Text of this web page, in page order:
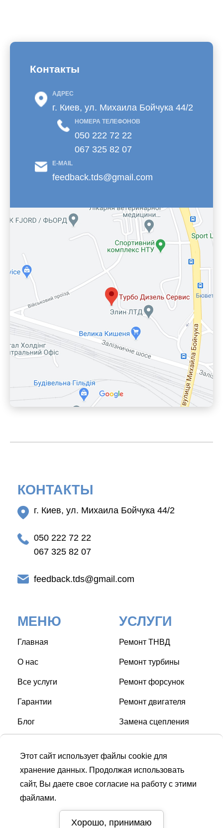
Контакты
АДРЕС
г. Киев, ул. Михаила Бойчука 44/2
НОМЕРА ТЕЛЕФОНОВ
050 222 72 22
067 325 82 07
E-MAIL
feedback.tds@gmail.com
Этот сайт использует файлы cookie для
хранение данных. Продолжая использовать
сайт, Вы даете свое согласие на работу с этими
файлами.
Хорошо, принимаю
МЕНЮ
Главная
О нас
Все услуги
Гарантии
Блог
КОНТАКТЫ
г. Киев, ул. Михаила Бойчука 44/2
050 222 72 22
067 325 82 07
feedback.tds@gmail.com
УСЛУГИ
Ремонт ТНВД
Ремонт турбины
Ремонт форсунок
Ремонт двигателя
Замена сцепления
Замена ГРМ
СТО © Turbo Diesel Service| Дизель сервис в Киеве |
Диагностика и ремонт дизельного двигателя и топливной